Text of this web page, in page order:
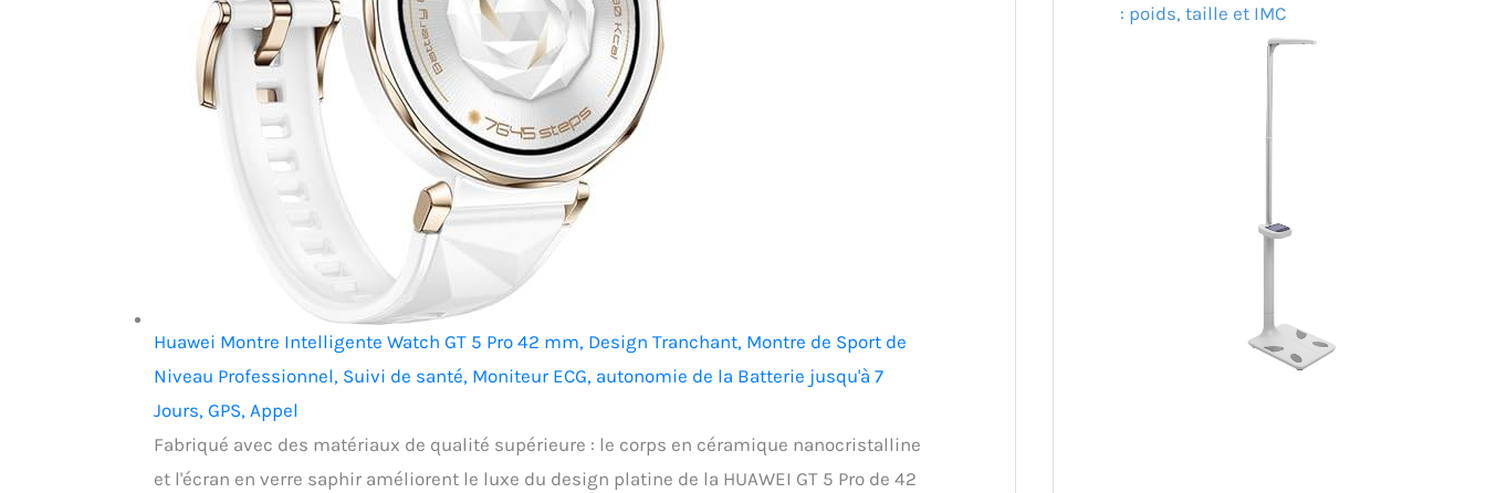
Huawei Montre Intelligente Watch GT 5 Pro 42 mm, Design Tranchant, Montre de Sport de
Niveau Professionnel, Suivi de santé, Moniteur ECG, autonomie de la Batterie jusqu'à 7
Jours, GPS, Appel
Fabriqué avec des matériaux de qualité supérieure : le corps en céramique nanocristalline
et l'écran en verre saphir améliorent le luxe du design platine de la HUAWEI GT 5 Pro de 42
: poids, taille et IMC